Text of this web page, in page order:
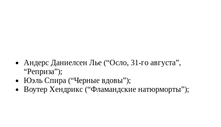
Андерс Даниелсен Лье (“Осло, 31-го августа”,
“Реприза”);
Юэль Спира (“Черные вдовы”);
Воутер Хендрикс (“Фламандские натюрморты”);